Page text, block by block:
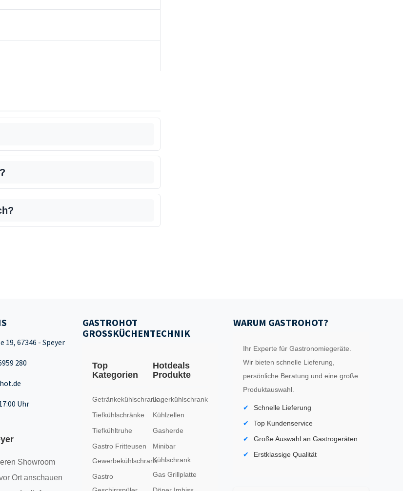
19, 67346 - Speyer
280
Uhr
Showroom
Ort anschauen
GASTROHOT
GROSSKÜCHENTECHNIK
Top
Kategorien
Getränkekühlschrank
Tiefkühlschränke
Tiefkühltruhe
Gastro Fritteusen
Gewerbekühlschrank
Gastro
Hotdeals
Produkte
Lagerkühlschrank
Kühlzellen
Gasherde
Minibar
Kühlschrank
Gas Grillplatte
WARUM GASTROHOT?
Ihr Experte für Gastronomiegeräte.
Wir bieten schnelle Lieferung,
persönliche Beratung und eine große
Produktauswahl.
Schnelle Lieferung
Top Kundenservice
Große Auswahl an Gastrogeräten
Erstklassige Qualität